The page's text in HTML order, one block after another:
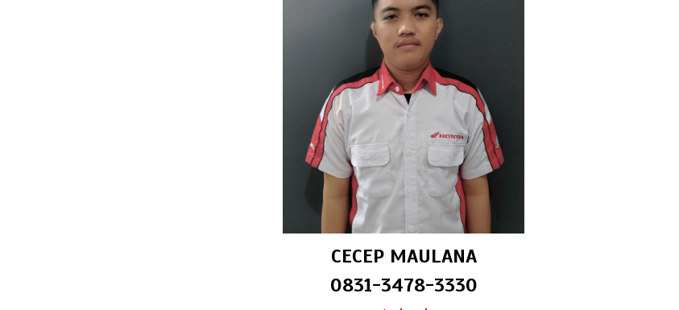
CECEP MAULANA
0831-3478-3330